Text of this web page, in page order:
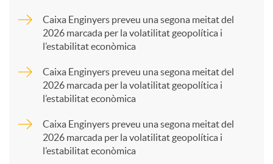
a
Caixa Enginyers preveu una segona meitat del
2026 marcada per la volatilitat geopolítica i
l’estabilitat econòmica
Caixa Enginyers preveu una segona meitat del
2026 marcada per la volatilitat geopolítica i
l’estabilitat econòmica
Caixa Enginyers preveu una segona meitat del
2026 marcada per la volatilitat geopolítica i
l’estabilitat econòmica